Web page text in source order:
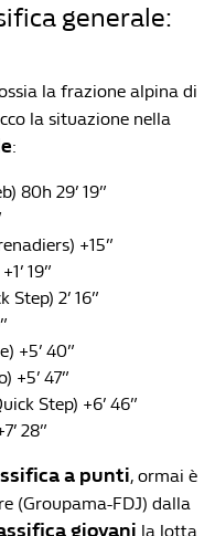
generale:
la frazione alpina di
la situazione nella
:
80h 29’ 19”
+15”
19”
2’ 16”
+5’ 40”
+5’ 47”
Step) +6’ 46”
28”
a punti, ormai è
(Groupama-FDJ) dalla
giovani la lotta